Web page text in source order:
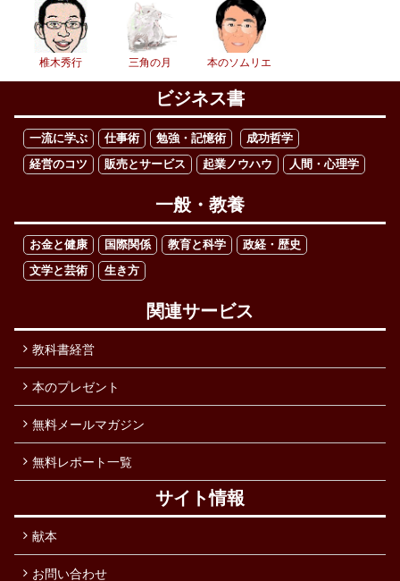
椎木秀行 三角の月 本のソムリエ
ビジネス書
一流に学ぶ 仕事術 勉強・記憶術
成功哲学
経営のコツ
販売とサービス 起業ノウハウ 人間・心理学
一般・教養
お金と健康 国際関係 教育と科学
政経・歴史
文学と芸術
生き方
関連サービス
教科書経営
本のプレゼント
無料メールマガジン
無料レポート一覧
サイト情報
献本
お問い合わせ